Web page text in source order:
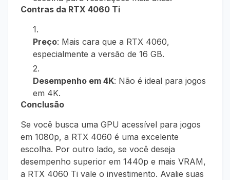
Contras da RTX 4060 Ti
Preço: Mais cara que a RTX 4060,
especialmente a versão de 16 GB.
Desempenho em 4K: Não é ideal para jogos
em 4K.
Conclusão
Se você busca uma GPU acessível para jogos
em 1080p, a RTX 4060 é uma excelente
escolha. Por outro lado, se você deseja
desempenho superior em 1440p e mais VRAM,
a RTX 4060 Ti vale o investimento. Avalie suas